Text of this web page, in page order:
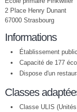
2 Place Henry Dunant
67000 Strasbourg
Informations
Établissement public
Capacité de 177
Dispose d'un
Classes
Classe ULIS